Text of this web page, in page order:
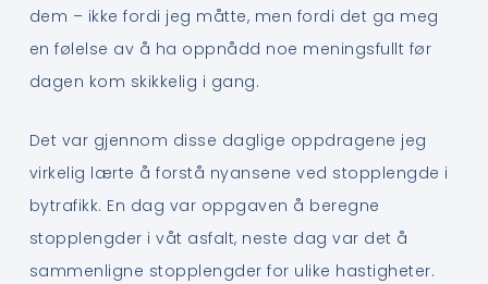
dem – ikke fordi jeg måtte, men fordi det ga meg
en følelse av å ha oppnådd noe meningsfullt før
dagen kom skikkelig i gang.
Det var gjennom disse daglige oppdragene jeg
virkelig lærte å forstå nyansene ved stopplengde i
bytrafikk. En dag var oppgaven å beregne
stopplengder i våt asfalt, neste dag var det å
sammenligne stopplengder for ulike hastigheter.